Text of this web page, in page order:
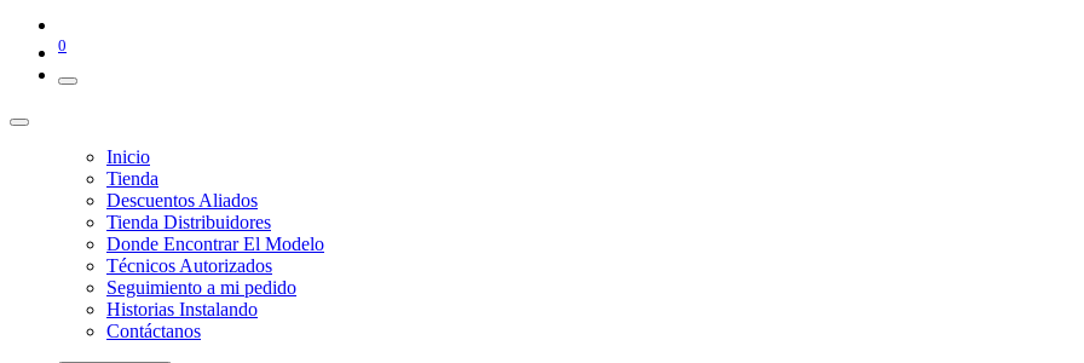
0
Inicio
Tienda
Descuentos Aliados
Tienda Distribuidores
Donde Encontrar El Modelo
Técnicos Autorizados
Seguimiento a mi pedido
Historias Instalando
Contáctanos